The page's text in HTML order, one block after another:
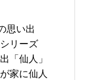
思い出
リーズ
「仙人」
家に仙人